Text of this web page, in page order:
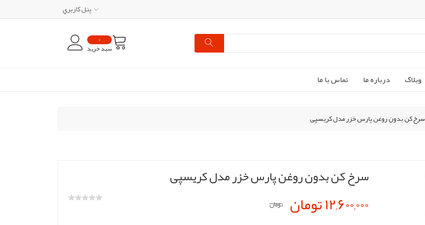
پنل کاربري
0
سبد خرید
وبلاگ درباره ما تماس با ما
سرخ کن بدون روغن پارس خزر مدل کریسپی
سرخ کن بدون روغن پارس خزر مدل کریسپی
12,600,000 تومان تومان